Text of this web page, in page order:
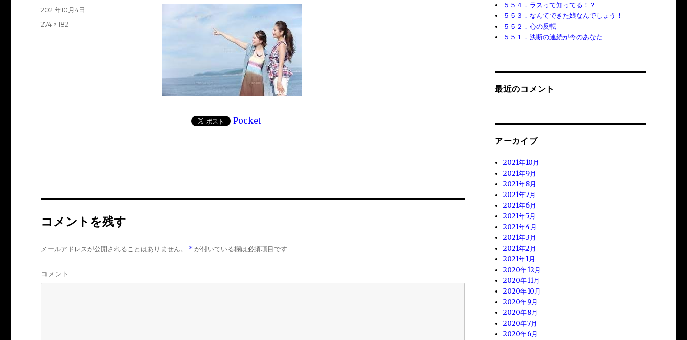
Pocket
投
2021年10月4日
フ
274 × 182
コメントを残す
メールアドレスが公開されることはありません。 * が付いている欄は必須項目です
コメント
５５４．ラスって知ってる！？
５５３．なんてできた娘なんでしょう！
５５２．心の反転
５５１．決断の連続が今のあなた
最近のコメント
アーカイブ
2021年10月
2021年9月
2021年8月
2021年7月
2021年6月
2021年5月
2021年4月
2021年3月
2021年2月
2021年1月
2020年12月
2020年11月
2020年10月
2020年9月
2020年8月
2020年7月
2020年6月